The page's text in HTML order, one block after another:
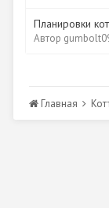
Планировки
Автор
Главная